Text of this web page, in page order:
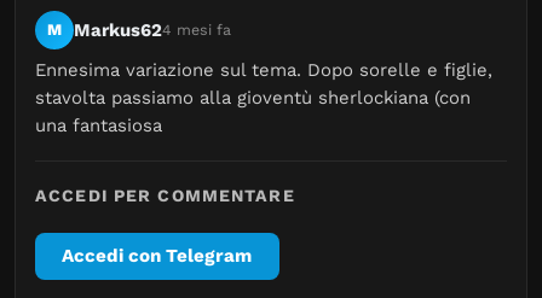
M Markus624 mesi fa
Ennesima variazione sul tema. Dopo sorelle e figlie,
stavolta passiamo alla gioventù sherlockiana (con
una fantasiosa
ACCEDI PER COMMENTARE
Accedi con Telegram